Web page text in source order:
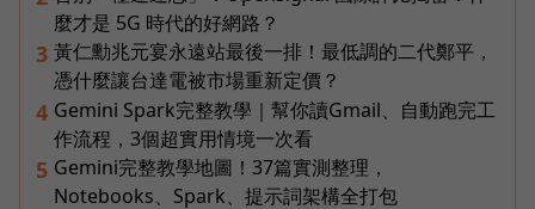
麼才是 5G 時代的好網路？
3 黃仁勳兆元宴永遠站最後一排！最低調的二代鄭平，
憑什麼讓台達電被市場重新定價？
4 Gemini Spark完整教學｜幫你讀Gmail、自動跑完工
作流程，3個超實用情境一次看
5 Gemini完整教學地圖！37篇實測整理，
Notebooks、Spark、提示詞架構全打包